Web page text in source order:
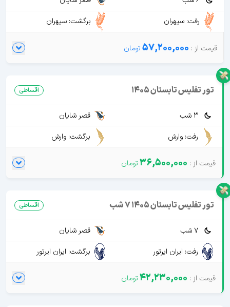
رفت: سپهران
برگشت: سپهران
57,200,000
تور تفلیس تابستان 1405 اقساطی
3 شب
قصر شایان
رفت: وارش
برگشت: وارش
36,500,000
تور تفلیس تابستان 1405 7 شب اقساطی
7 شب
قصر شایان
رفت: ایران ایرتور
برگشت: ایران ایرتور
42,230,000